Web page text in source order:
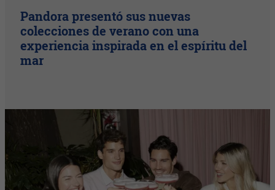
Pandora presentó sus nuevas
colecciones de verano con una
experiencia inspirada en el espíritu del
mar